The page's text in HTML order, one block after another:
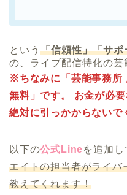
という 「信頼性」「サ
の、ライブ配信特化の芸
※ちなみに「芸能事務所
無料」です。 お金が必
絶対に引っかからないで
以下の公式Lineを追加
エイトの担当者がライバ
教えてくれます！